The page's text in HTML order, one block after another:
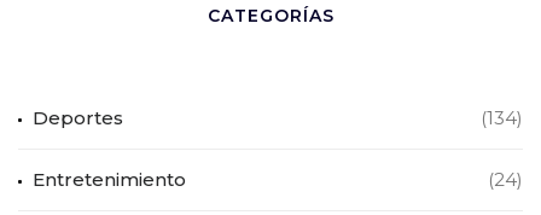
CATEGORÍAS
Deportes (134)
Entretenimiento (24)